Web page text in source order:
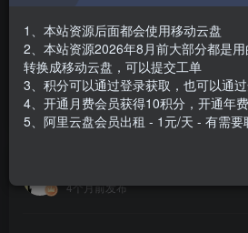
免费
安装包大小
游戏本体大小
4个月前发布
1、本站资源后面都会使用移动云盘
2、本站资源2026年8月前大部分都是
转换成移动云盘，可以提交工单
3、积分可以通过登录获取，也可以通
4、开通月费会员获得10积分，开通年
5、阿里云盘会员出租 - 1元/天 - 有需